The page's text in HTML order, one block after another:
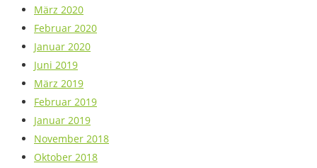
März 2020
Februar 2020
Januar 2020
Juni 2019
März 2019
Februar 2019
Januar 2019
November 2018
Oktober 2018